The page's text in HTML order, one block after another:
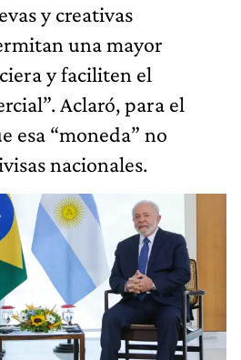
y creativas
una mayor
y faciliten el
Aclaró, para el
esa “moneda” no
nacionales.